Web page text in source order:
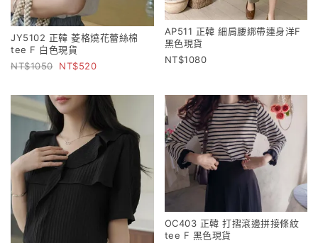
JY5102 正韓 菱格燒花蕾絲棉
tee F 白色現貨
1050
520
AP511 正韓 細肩腰綁帶連身洋F
黑色現貨
1080
OC403 正韓 打摺滾邊拼接條紋
tee F 黑色現貨